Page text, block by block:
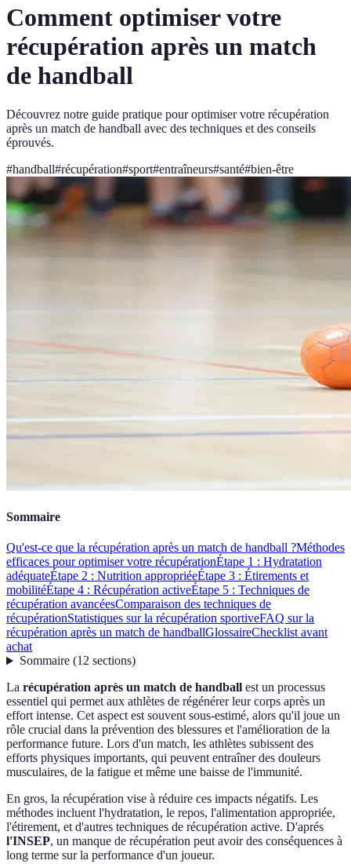
Comment optimiser votre
récupération après un match
de handball
Découvrez notre guide pratique pour optimiser votre récupération
après un match de handball avec des techniques et des conseils
éprouvés.
#handball#récupération#sport#entraîneurs#santé#bien-être
Sommaire
Qu'est-ce que la récupération après un match de handball ?Méthodes
efficaces pour optimiser votre récupérationÉtape 1 : Hydratation
adéquateÉtape 2 : Nutrition appropriéeÉtape 3 : Étirements et
mobilitéÉtape 4 : Récupération activeÉtape 5 : Techniques de
récupération avancéesComparaison des techniques de
récupérationStatistiques sur la récupération sportiveFAQ sur la
récupération après un match de handballGlossaireChecklist avant
achat
Sommaire(12 sections)
La récupération après un match de handball est un processus
essentiel qui permet aux athlètes de régénérer leur corps après un
effort intense. Cet aspect est souvent sous-estimé, alors qu'il joue un
rôle crucial dans la prévention des blessures et l'amélioration de la
performance future. Lors d'un match, les athlètes subissent des
efforts physiques importants, qui peuvent entraîner des douleurs
musculaires, de la fatigue et même une baisse de l'immunité.
En gros, la récupération vise à réduire ces impacts négatifs. Les
méthodes incluent l'hydratation, le repos, l'alimentation appropriée,
l'étirement, et d'autres techniques de récupération active. D'aprés
l'INSEP, un manque de récupération peut avoir des conséquences à
long terme sur la performance d'un joueur.